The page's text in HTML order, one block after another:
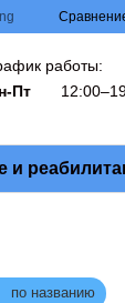
работы:
Пт
и
по названию